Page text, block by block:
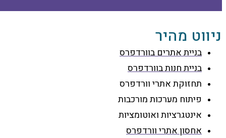
מהיר
בניית אתרים בוורדפרס
בניית חנות בוורדפרס
תחזוקת אתרי וורדפרס
פיתוח מערכות מורכבות
אינטגרציות ואוטומציות
אחסון אתרי וורדפרס